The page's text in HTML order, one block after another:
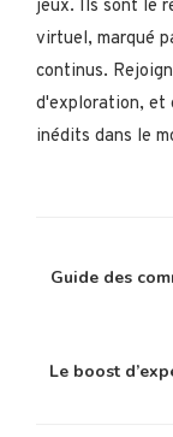
jeux. Ils sont le
virtuel, marqué
continus.
d'exploration, et
inédits dans le
Guide des
Le boost